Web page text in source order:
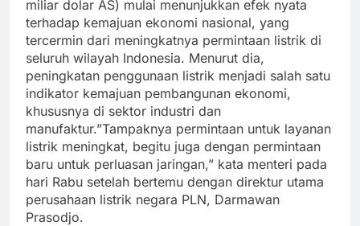
miliar dolar AS) mulai menunjukkan efek nyata
terhadap kemajuan ekonomi nasional, yang
tercermin dari meningkatnya permintaan listrik di
seluruh wilayah Indonesia. Menurut dia,
peningkatan penggunaan listrik menjadi salah satu
indikator kemajuan pembangunan ekonomi,
khususnya di sektor industri dan
manufaktur.”Tampaknya permintaan untuk layanan
listrik meningkat, begitu juga dengan permintaan
baru untuk perluasan jaringan,” kata menteri pada
hari Rabu setelah bertemu dengan direktur utama
perusahaan listrik negara PLN, Darmawan
Prasodjo.